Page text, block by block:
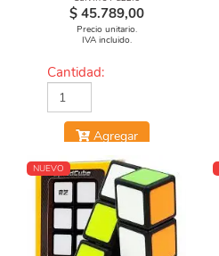
$ 45.789,00
Precio unitario.
IVA incluido.
Cantidad:
Agregar
NUEVO